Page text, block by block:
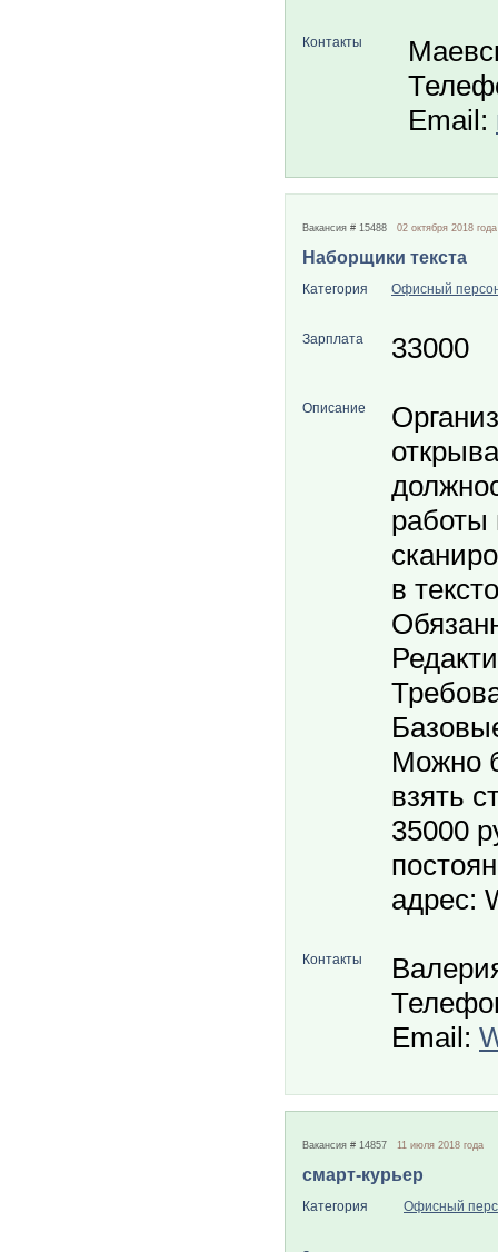
Контакты
Email:
Вакансия # 15488 02 октября 2018 года
Наборщики текста
Категория Офисный
Зарплата 33000
Описание
работы
в
Можно
взять
35000
адрес:
Контакты
Email:
Вакансия # 14857 11 июля 2018 года
смарт-курьер
Категория Офисный